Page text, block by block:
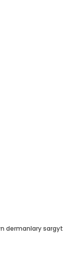
dermanlary sargyt